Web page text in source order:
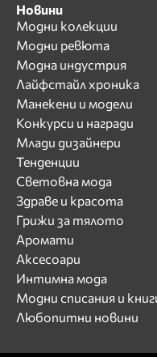
Новини
Модни колекции
Модни ревюта
Модна индустрия
Лайфстайл хроника
Манекени и модели
Конкурси и награди
Млади дизайнери
Тенденции
Световна мода
Здраве и красота
Грижи за тялото
Аромати
Аксесоари
Интимна мода
Модни списания и
Любопитни новини